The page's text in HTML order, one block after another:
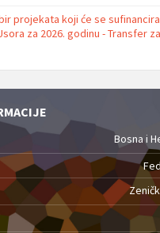
projekata koji će se
za 2026. godinu - Transfer
Bosna i